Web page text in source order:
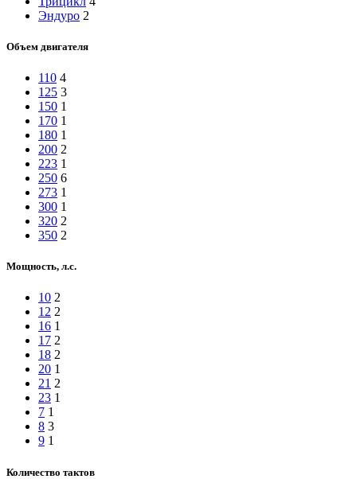
Эндуро 2
Объем двигателя
110 4
125 3
150 1
170 1
180 1
200 2
223 1
250 6
273 1
300 1
320 2
350 2
Мощность, л.с.
10 2
12 2
16 1
17 2
18 2
20 1
21 2
23 1
7 1
8 3
9 1
Количество тактов